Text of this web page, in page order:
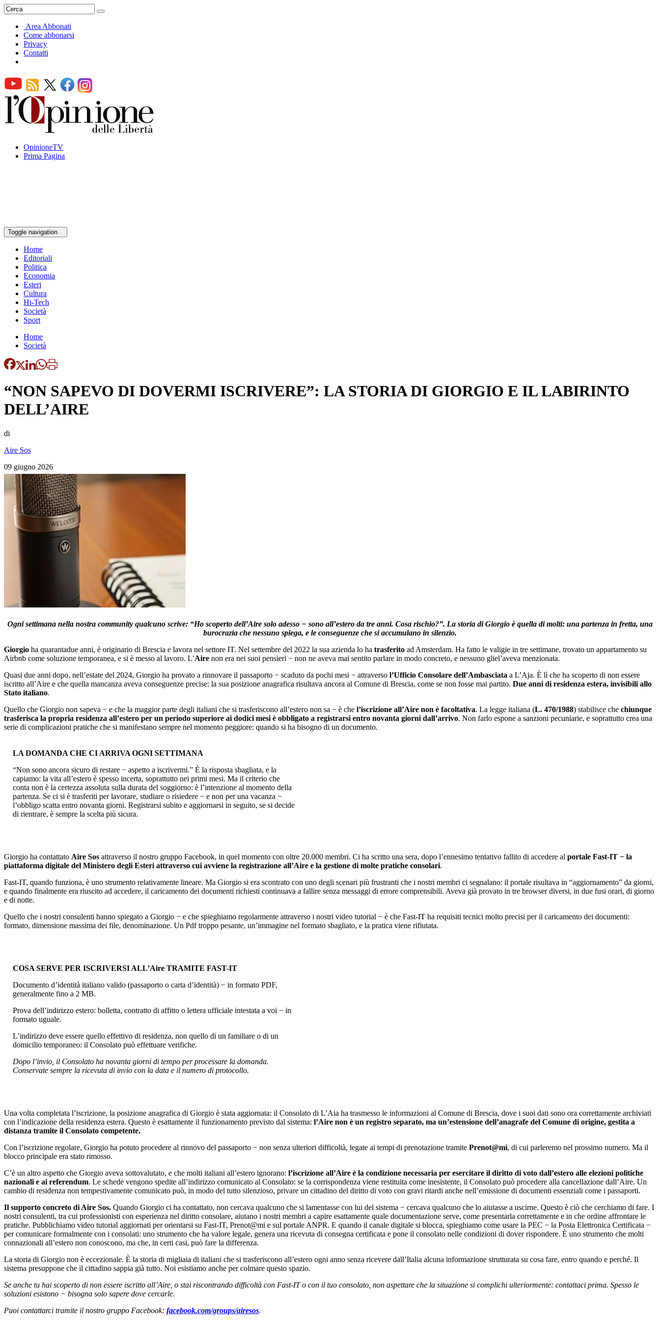
Area Abbonati
Come abbonarsi
Privacy
Contatti
OpinioneTV
Prima Pagina
Toggle navigation
Home
Editoriali
Politica
Economia
Esteri
Cultura
Hi-Tech
Società
Sport
Home
Società
“NON SAPEVO DI DOVERMI ISCRIVERE”: LA STORIA DI GIORGIO E IL LABIRINTO
DELL’AIRE
di
Aire Sos
09 giugno 2026
Ogni settimana nella nostra community qualcuno scrive: “Ho scoperto dell’Aire solo adesso − sono all’estero da tre anni. Cosa rischio?”. La storia di Giorgio è quella di molti: una partenza in fretta, una
burocrazia che nessuno spiega, e le conseguenze che si accumulano in silenzio.
Giorgio ha quarantadue anni, è originario di Brescia e lavora nel settore IT. Nel settembre del 2022 la sua azienda lo ha trasferito ad Amsterdam. Ha fatto le valigie in tre settimane, trovato un appartamento su
Airbnb come soluzione temporanea, e si è messo al lavoro. L’Aire non era nei suoi pensieri − non ne aveva mai sentito parlare in modo concreto, e nessuno gliel’aveva menzionata.
Quasi due anni dopo, nell’estate del 2024, Giorgio ha provato a rinnovare il passaporto − scaduto da pochi mesi − attraverso l’Ufficio Consolare dell’Ambasciata a L’Aja. È lì che ha scoperto di non essere
iscritto all’Aire e che quella mancanza aveva conseguenze precise: la sua posizione anagrafica risultava ancora al Comune di Brescia, come se non fosse mai partito. Due anni di residenza estera, invisibili allo
Stato italiano.
Quello che Giorgio non sapeva − e che la maggior parte degli italiani che si trasferiscono all’estero non sa − è che l’iscrizione all’Aire non è facoltativa. La legge italiana (L. 470/1988) stabilisce che chiunque
trasferisca la propria residenza all’estero per un periodo superiore ai dodici mesi è obbligato a registrarsi entro novanta giorni dall’arrivo. Non farlo espone a sanzioni pecuniarie, e soprattutto crea una
serie di complicazioni pratiche che si manifestano sempre nel momento peggiore: quando si ha bisogno di un documento.
LA DOMANDA CHE CI ARRIVA OGNI SETTIMANA
“Non sono ancora sicuro di restare − aspetto a iscrivermi.” È la risposta sbagliata, e la
capiamo: la vita all’estero è spesso incerta, soprattutto nei primi mesi. Ma il criterio che
conta non è la certezza assoluta sulla durata del soggiorno: è l’intenzione al momento della
partenza. Se ci si è trasferiti per lavorare, studiare o risiedere − e non per una vacanza −
l’obbligo scatta entro novanta giorni. Registrarsi subito e aggiornarsi in seguito, se si decide
di rientrare, è sempre la scelta più sicura.
Giorgio ha contattato Aire Sos attraverso il nostro gruppo Facebook, in quel momento con oltre 20.000 membri. Ci ha scritto una sera, dopo l’ennesimo tentativo fallito di accedere al portale Fast-IT − la
piattaforma digitale del Ministero degli Esteri attraverso cui avviene la registrazione all’Aire e la gestione di molte pratiche consolari.
Fast-IT, quando funziona, è uno strumento relativamente lineare. Ma Giorgio si era scontrato con uno degli scenari più frustranti che i nostri membri ci segnalano: il portale risultava in “aggiornamento” da giorni,
e quando finalmente era riuscito ad accedere, il caricamento dei documenti richiesti continuava a fallire senza messaggi di errore comprensibili. Aveva già provato in tre browser diversi, in due fusi orari, di giorno
e di notte.
Quello che i nostri consulenti hanno spiegato a Giorgio − e che spieghiamo regolarmente attraverso i nostri video tutorial − è che Fast-IT ha requisiti tecnici molto precisi per il caricamento dei documenti:
formato, dimensione massima dei file, denominazione. Un Pdf troppo pesante, un’immagine nel formato sbagliato, e la pratica viene rifiutata.
COSA SERVE PER ISCRIVERSI ALL’Aire TRAMITE FAST-IT
Documento d’identità italiano valido (passaporto o carta d’identità) − in formato PDF,
generalmente fino a 2 MB.
Prova dell’indirizzo estero: bolletta, contratto di affitto o lettera ufficiale intestata a voi − in
formato uguale.
L’indirizzo deve essere quello effettivo di residenza, non quello di un familiare o di un
domicilio temporaneo: il Consolato può effettuare verifiche.
Dopo l’invio, il Consolato ha novanta giorni di tempo per processare la domanda.
Conservate sempre la ricevuta di invio con la data e il numero di protocollo.
Una volta completata l’iscrizione, la posizione anagrafica di Giorgio è stata aggiornata: il Consolato di L’Aia ha trasmesso le informazioni al Comune di Brescia, dove i suoi dati sono ora correttamente archiviati
con l’indicazione della residenza estera. Questo è esattamente il funzionamento previsto dal sistema: l’Aire non è un registro separato, ma un’estensione dell’anagrafe del Comune di origine, gestita a
distanza tramite il Consolato competente.
Con l’iscrizione regolare, Giorgio ha potuto procedere al rinnovo del passaporto − non senza ulteriori difficoltà, legate ai tempi di prenotazione tramite Prenot@mi, di cui parleremo nel prossimo numero. Ma il
blocco principale era stato rimosso.
C’è un altro aspetto che Giorgio aveva sottovalutato, e che molti italiani all’estero ignorano: l’iscrizione all’Aire è la condizione necessaria per esercitare il diritto di voto dall’estero alle elezioni politiche
nazionali e ai referendum. Le schede vengono spedite all’indirizzo comunicato al Consolato: se la corrispondenza viene restituita come inesistente, il Consolato può procedere alla cancellazione dall’Aire. Un
cambio di residenza non tempestivamente comunicato può, in modo del tutto silenzioso, privare un cittadino del diritto di voto con gravi ritardi anche nell’emissione di documenti essenziali come i passaporti.
Il supporto concreto di Aire Sos. Quando Giorgio ci ha contattato, non cercava qualcuno che si lamentasse con lui del sistema − cercava qualcuno che lo aiutasse a uscirne. Questo è ciò che cerchiamo di fare. I
nostri consulenti, tra cui professionisti con esperienza nel diritto consolare, aiutano i nostri membri a capire esattamente quale documentazione serve, come presentarla correttamente e in che ordine affrontare le
pratiche. Pubblichiamo video tutorial aggiornati per orientarsi su Fast-IT, Prenot@mi e sul portale ANPR. E quando il canale digitale si blocca, spieghiamo come usare la PEC − la Posta Elettronica Certificata −
per comunicare formalmente con i consolati: uno strumento che ha valore legale, genera una ricevuta di consegna certificata e pone il consolato nelle condizioni di dover rispondere. È uno strumento che molti
connazionali all’estero non conoscono, ma che, in certi casi, può fare la differenza.
La storia di Giorgio non è eccezionale. È la storia di migliaia di italiani che si trasferiscono all’estero ogni anno senza ricevere dall’Italia alcuna informazione strutturata su cosa fare, entro quando e perché. Il
sistema presuppone che il cittadino sappia già tutto. Noi esistiamo anche per colmare questo spazio.
Se anche tu hai scoperto di non essere iscritto all’Aire, o stai riscontrando difficoltà con Fast-IT o con il tuo consolato, non aspettare che la situazione si complichi ulteriormente: contattaci prima. Spesso le
soluzioni esistono − bisogna solo sapere dove cercarle.
Puoi contattarci tramite il nostro gruppo Facebook: facebook.com/groups/airesos.